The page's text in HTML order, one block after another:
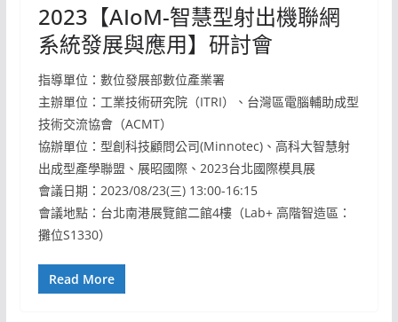
2023【AIoM-智慧型射出機聯網
系統發展與應用】研討會
指導單位：數位發展部數位產業署
主辦單位：工業技術研究院（ITRI）、台灣區電腦輔助成型
技術交流協會（ACMT）
協辦單位：型創科技顧問公司(Minnotec)、高科大智慧射
出成型產學聯盟、展昭國際、2023台北國際模具展
會議日期：2023/08/23(三) 13:00-16:15
會議地點：台北南港展覽館二館4樓（Lab+ 高階智造區：
攤位S1330）
Read More